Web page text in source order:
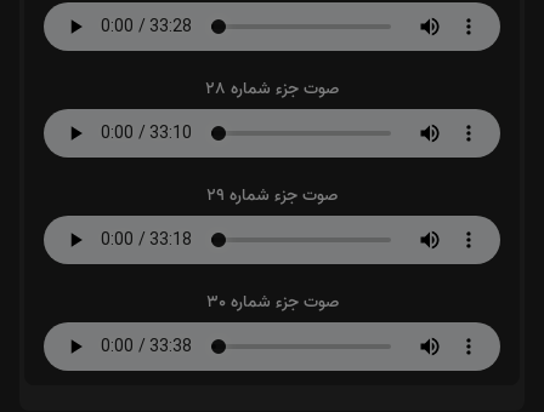
صوت جزء شماره 28
صوت جزء شماره 29
صوت جزء شماره 30